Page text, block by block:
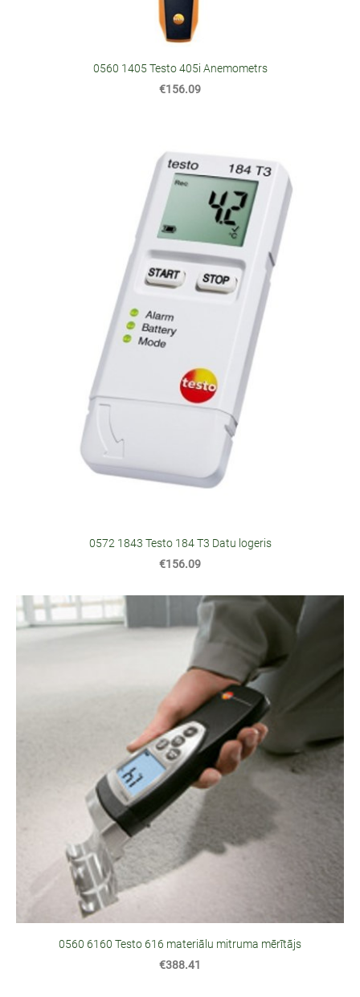
0560 1405 Testo 405i Anemometrs
€156.09
0572 1843 Testo 184 T3 Datu logeris
€156.09
0560 6160 Testo 616 materiālu mitruma mērītājs
€388.41